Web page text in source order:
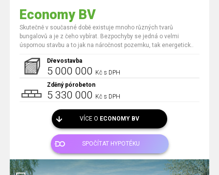
Economy BV
Skutečně v současné době existuje mnoho různých tvarů
bungalovů a je z čeho vybírat. Bezpochyby se jedná o velmi
úspornou stavbu a to jak na náročnost pozemku, tak energetick..
Dřevostavba
5 000 000 Kč s DPH
Zděný pórobeton
5 330 000 Kč s DPH
VÍCE O ECONOMY BV
SPOČÍTAT HYPOTÉKU